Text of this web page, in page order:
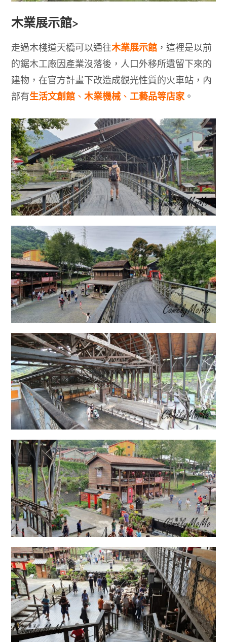
木業展示館>
走過木棧道天橋可以通往木業展示館 ，這裡是以前
的鋸木工廠因產業沒落後，人口外移所遺留下來的
建物，在官方計畫下改造成觀光性質的火車站，內
部有生活文創館 、木業機械 、 工藝品等店家。